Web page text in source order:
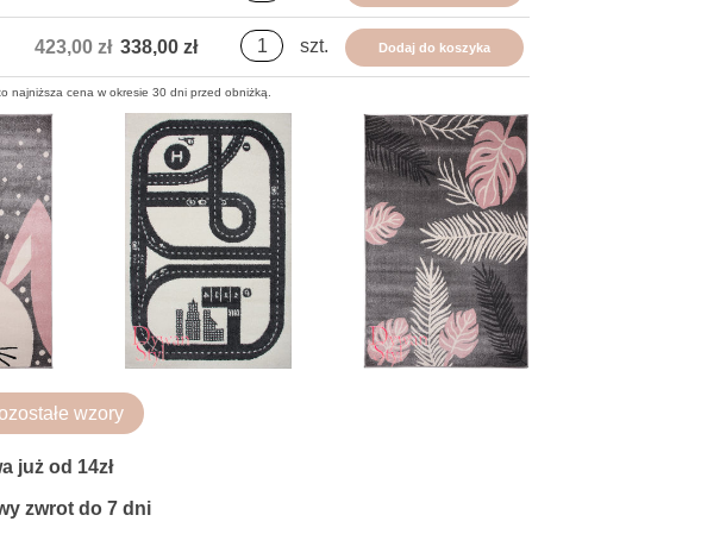
423,00 zł 338,00 zł szt. Dodaj do koszyka
najniższa cena w okresie 30 dni przed obniżką.
wzory
już od 14zł
zwrot do 7 dni